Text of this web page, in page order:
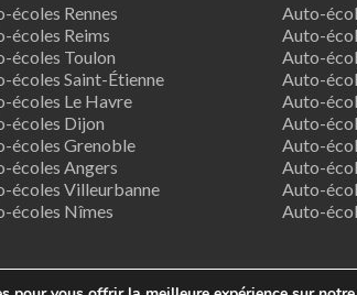
écoles Rennes
écoles Reims
écoles Toulon
écoles Saint-Étienne
écoles Le Havre
écoles Dijon
écoles Grenoble
écoles Angers
écoles Villeurbanne
écoles Nîmes
Auto-
Auto-
Auto-
Auto-
Auto-
Auto-
Auto-
Auto-
Auto-
Auto-